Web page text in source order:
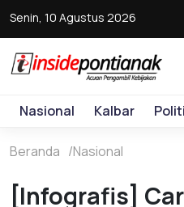
Senin, 10 Agustus 2026
Nasional Kalbar
Beranda Nasional
[Infografis]